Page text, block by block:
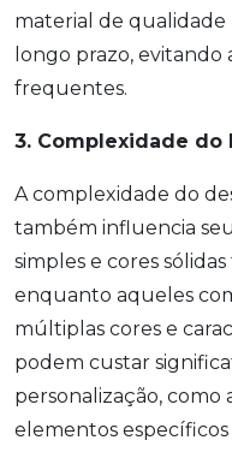
material de
longo prazo, evitando
frequentes.
3. Complexidade do
A complexidade do
também influencia
simples e cores
enquanto aqueles
múltiplas cores e
podem custar
personalização, como
elementos